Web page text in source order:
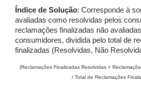
Índice de Solução: Corresponde à
avaliadas como resolvidas pelos
reclamações finalizadas não
consumidores, dividida pelo total de
finalizadas (Resolvidas, Não
(Reclamações Finalizadas Resolvidas +
/ Total de Reclamações